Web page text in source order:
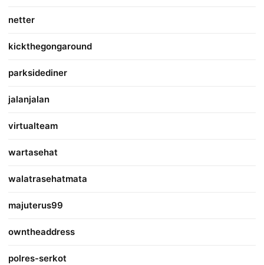
netter
kickthegongaround
parksidediner
jalanjalan
virtualteam
wartasehat
walatrasehatmata
majuterus99
owntheaddress
polres-serkot